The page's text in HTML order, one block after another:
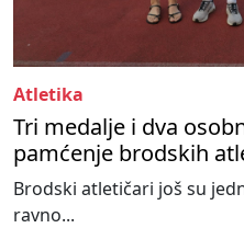
Atletika
Tri medalje i dva
pamćenje brodskih
Brodski atletičari još su
ravno...